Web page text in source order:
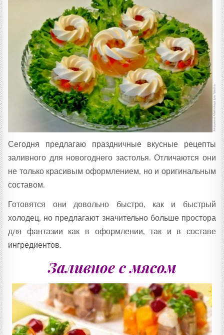
Р
Е
Ц
Е
П
Т
А
:
В
Ы
:
Сегодня предлагаю праздничные вкусные рецепты
заливного для новогоднего застолья. Отличаются они
не только красивым оформлением, но и оригинальным
составом.
Готовятся они довольно быстро, как и быстрый
холодец, но предлагают значительно больше простора
для фантазии как в оформлении, так и в составе
ингредиентов.
Заливное с мясом